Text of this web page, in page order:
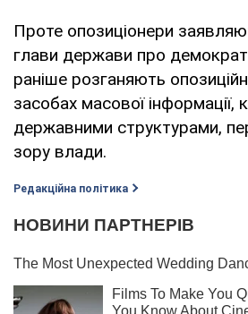
Проте опозиціонери
глави держави про
раніше розганяють
засобах масової інформації,
державними структурами,
зору влади.
Редакційна політика